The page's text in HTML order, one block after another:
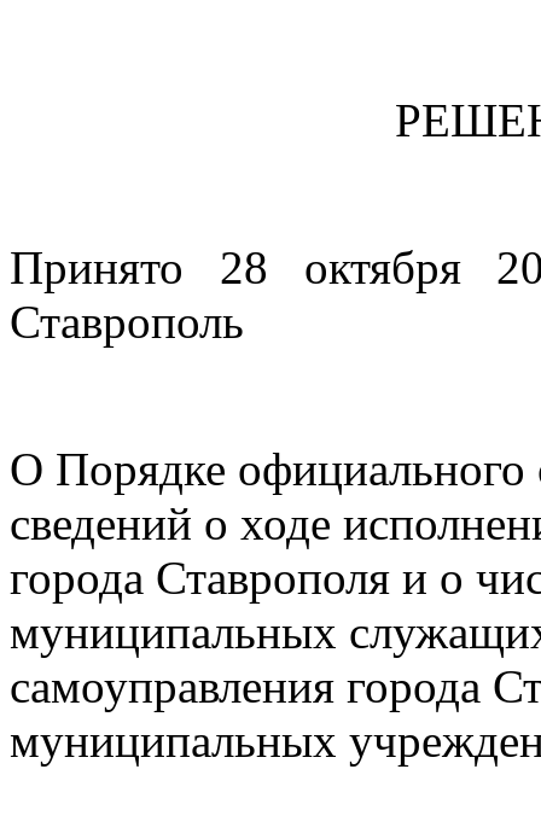
Принято 28
Ставрополь
О Порядке официального
сведений о ходе
города Ставрополя и о
муниципальных
самоуправления города
муниципальных